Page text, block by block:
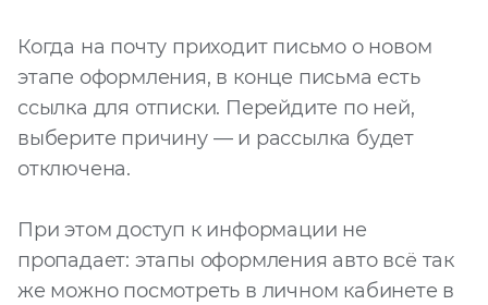
Когда на почту приходит письмо о новом
этапе оформления, в конце письма есть
ссылка для отписки. Перейдите по ней,
выберите причину — и рассылка будет
отключена.
При этом доступ к информации не
пропадает: этапы оформления авто всё так
же можно посмотреть в личном кабинете в